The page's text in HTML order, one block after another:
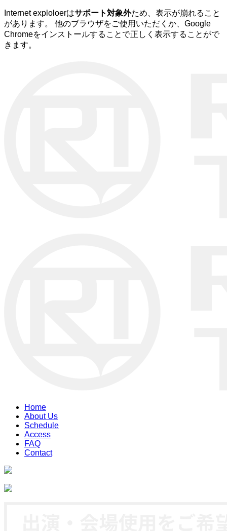
Internet exploloerはサポート対象外ため、表示が崩れること
があります。 他のブラウザをご使用いただくか、Google
Chromeをインストールすることで正しく表示することがで
きます。
Home
About Us
Schedule
Access
FAQ
Contact